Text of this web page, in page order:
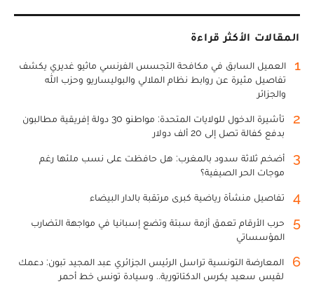
المقالات الأكثر قراءة
1
العميل السابق في مكافحة التجسس الفرنسي ماثيو غديري يكشف
تفاصيل مثيرة عن روابط نظام الملالي والبوليساريو وحزب الله
والجزائر
2
تأشيرة الدخول للولايات المتحدة: مواطنو 30 دولة إفريقية مطالبون
بدفع كفالة تصل إلى 20 ألف دولار
3
أضخم ثلاثة سدود بالمغرب: هل حافظت على نسب ملئها رغم
موجات الحر الصيفية؟
4 تفاصيل منشأة رياضية كبرى مرتقبة بالدار البيضاء
5
حرب الأرقام تعمق أزمة سبتة وتضع إسبانيا في مواجهة التضارب
المؤسساتي
6
المعارضة التونسية تراسل الرئيس الجزائري عبد المجيد تبون: دعمك
لقيس سعيد يكرس الدكتاتورية.. وسيادة تونس خط أحمر